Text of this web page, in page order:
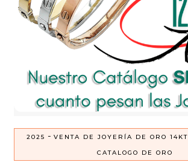
2025 - VENTA DE JOYERÍA DE ORO 14KT
CATALOGO DE ORO